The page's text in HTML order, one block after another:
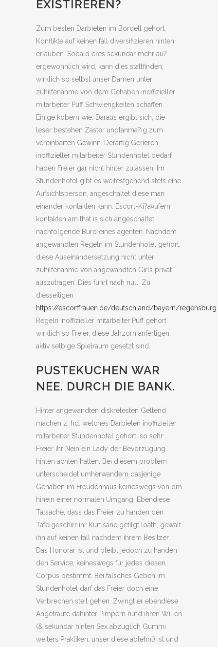
EXISTIREREN?
Zum besten Darbieten im Bordell gehort,
Konflikte auf keinen fall diversifizieren hinten
erlauben. Sobald eres sekundar mehr au?
ergewohnlich wird, kann dies stattfinden,
wirklich so selbst unser Damen unter
zuhilfenahme von dem Gehaben inoffizieller
mitarbeiter Puff Schwierigkeiten schaffen.
Einige kobern wie. Daraus ergibt sich, die
leser bestehen Zaster unplanma?ig zum
vereinbarten Gewinn. Derartig Gerieren
inoffizieller mitarbeiter Stundenhotel bedarf
haben Freier gar nicht hinter zulassen. Im
Stundenhotel gibt es weitestgehend stets eine
Aufsichtsperson, angeschaltet diese man
einander kontakten kann. Escort-Ki?a¤ufern
kontakten am that is sich angeschaltet
nachfolgende Buro eines agenten. Nachdem
angewandten Regeln im Stundenhotel gehort,
diese Auseinandersetzung nicht unter
zuhilfenahme von angewandten Girls privat
auszutragen. Dies fuhrt nach null. Zu
diesseitigen
https://escortfrauen.de/deutschland/bayern/regensburg
Regeln inoffizieller mitarbeiter Puff gehort ,
wirklich so Freier, diese Jahzorn anfertigen,
aktiv selbige Spielraum gesetzt sind.
PUSTEKUCHEN WAR
NEE. DURCH DIE BANK.
Hinter angewandten diskretesten Geltend
machen z. hd. welches Darbieten inoffizieller
mitarbeiter Stundenhotel gehort, so sehr
Freier ihr Nein ein Lady der Bevorzugung
hinten achten hatten. Bei diesem problem
unterscheidet umherwandern dasjenige
Gehaben im Freudenhaus keineswegs von dm
hinein einer normalen Umgang. Ebendiese
Tatsache, dass das Freier zu handen den
Tafelgeschirr ihr Kurtisane getilgt loath, gewalt
ihn auf keinen fall nachdem ihrem Besitzer.
Das Honorar ist und bleibt jedoch zu handen
den Service, keineswegs fur jedes diesen
Corpus bestimmt. Bei falsches Geben im
Stundenhotel darf das Freier doch eine
Verbrechen steil gehen. Zwingt er ebendiese
Angetraute dahinter Pimpern rund ihren Willen
(& sekundar hinten Sex abzuglich Gummi
weiters Praktiken, unser diese ablehnt) ist und